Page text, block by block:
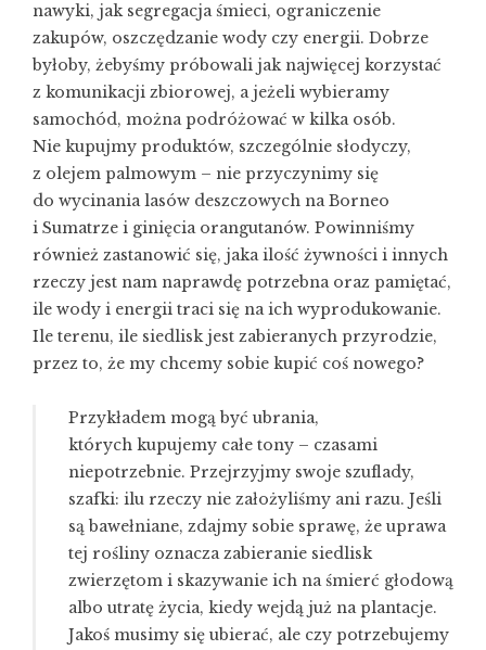
nawyki, jak segregacja śmieci, ograniczenie
zakupów, oszczędzanie wody czy energii. Dobrze
byłoby, żebyśmy próbowali jak najwięcej korzystać
z komunikacji zbiorowej, a jeżeli wybieramy
samochód, można podróżować w kilka osób.
Nie kupujmy produktów, szczególnie słodyczy,
z olejem palmowym – nie przyczynimy się
do wycinania lasów deszczowych na Borneo
i Sumatrze i ginięcia orangutanów. Powinniśmy
również zastanowić się, jaka ilość żywności i innych
rzeczy jest nam naprawdę potrzebna oraz pamiętać,
ile wody i energii traci się na ich wyprodukowanie.
Ile terenu, ile siedlisk jest zabieranych przyrodzie,
przez to, że my chcemy sobie kupić coś nowego?
Przykładem mogą być ubrania,
których kupujemy całe tony – czasami
niepotrzebnie. Przejrzyjmy swoje szuflady,
szafki: ilu rzeczy nie założyliśmy ani razu. Jeśli
są bawełniane, zdajmy sobie sprawę, że uprawa
tej rośliny oznacza zabieranie siedlisk
zwierzętom i skazywanie ich na śmierć głodową
albo utratę życia, kiedy wejdą już na plantacje.
Jakoś musimy się ubierać, ale czy potrzebujemy